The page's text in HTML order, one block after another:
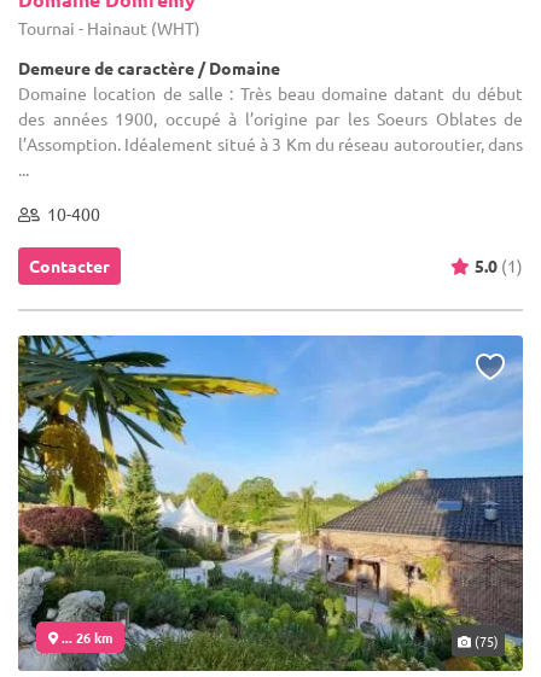
Tournai - Hainaut (WHT)
Demeure de caractère / Domaine
Domaine location de salle : Très beau domaine datant du début
des années 1900, occupé à l’origine par les Soeurs Oblates de
l’Assomption. Idéalement situé à 3 Km du réseau autoroutier, dans
...
10-400
Contacter 5.0 (1)
... 26 km (75)